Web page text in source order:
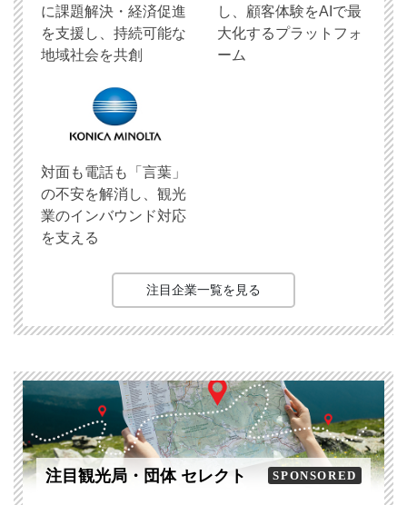
に課題解決・経済促進
を支援し、持続可能な
地域社会を共創
し、顧客体験をAIで最
大化するプラットフォ
ーム
対面も電話も「言葉」
の不安を解消し、観光
業のインバウンド対応
を支える
注目企業一覧を見る
注目観光局・団体 セレクト SPONSORED